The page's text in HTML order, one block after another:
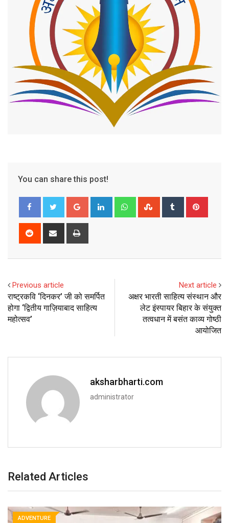
You can share this post!
Google+ LinkedIn WhatsappStumbleUpon
Tumblr
Reddit
Share
Previous article
राष्ट्रकवि ‘दिनकर’ जी को समर्पित
होगा ‘द्वितीय गाज़ियाबाद साहित्य
महोत्सव’
Next article
अक्षर भारती साहित्य संस्थान और
लेट इंस्पायर बिहार के संयुक्त
तत्वधान में बसंत काव्य गोष्ठी
आयोजित
aksharbharti.com
administrator
Related Articles
ADVENTURE